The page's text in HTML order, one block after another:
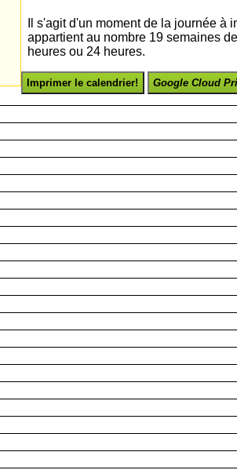
Il s'agit d'un moment de la journée à
appartient au nombre 19 semaines
heures ou 24 heures.
Imprimer le calendrier! Google Cloud